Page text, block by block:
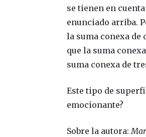
se tienen en
enunciado arriba.
la suma conexa
que la suma
suma conexa de
Este tipo de
emocionante?
Sobre la autora: